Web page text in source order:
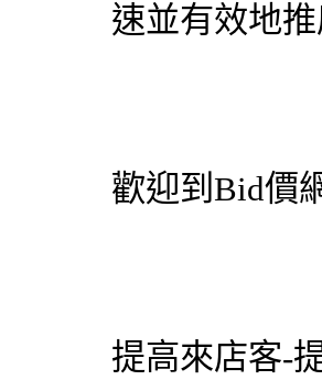
速並有效地
歡迎到 Bid價
提高來店客-